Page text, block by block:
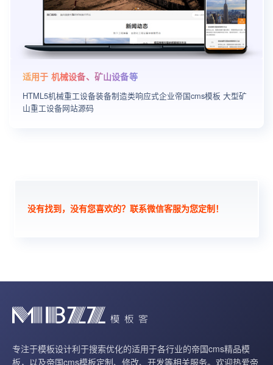
适用于 机械设备、矿山设备等
HTML5机械重工设备装备制造类响应式企业帝国cms模板 大型矿
山重工设备网站源码
没有找到，没有您喜欢的？联系微信客服为您定制！
专注于模板设计利于搜索优化的适用于各行业的帝国cms精品模
板，以及帝国cms模板定制、修改、开发等相关服务。欢迎热爱帝